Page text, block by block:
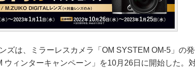
ズは、ミラーレスカメラ「OM SYSTEM OM-5」の
ウィンターキャンペーン」を10月26日に開始した。